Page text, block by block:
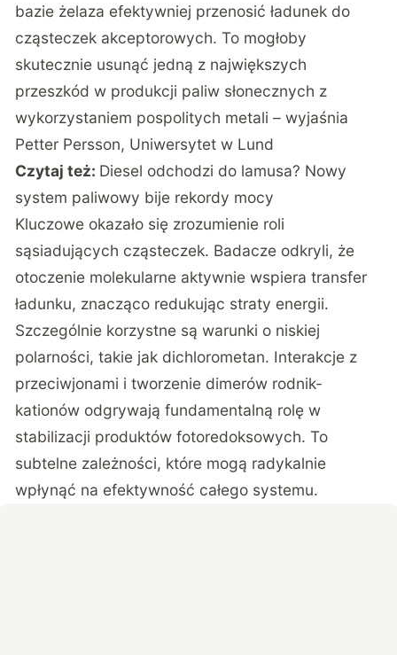
bazie żelaza efektywniej przenosić ładunek do
cząsteczek akceptorowych. To mogłoby
skutecznie usunąć jedną z największych
przeszkód w produkcji paliw słonecznych z
wykorzystaniem pospolitych metali – wyjaśnia
Petter Persson, Uniwersytet w Lund
Czytaj też: Diesel odchodzi do lamusa? Nowy
system paliwowy bije rekordy mocy
Kluczowe okazało się zrozumienie roli
sąsiadujących cząsteczek. Badacze odkryli, że
otoczenie molekularne aktywnie wspiera transfer
ładunku, znacząco redukując straty energii.
Szczególnie korzystne są warunki o niskiej
polarności, takie jak dichlorometan. Interakcje z
przeciwjonami i tworzenie dimerów rodnik-
kationów odgrywają fundamentalną rolę w
stabilizacji produktów fotoredoksowych. To
subtelne zależności, które mogą radykalnie
wpłynąć na efektywność całego systemu.